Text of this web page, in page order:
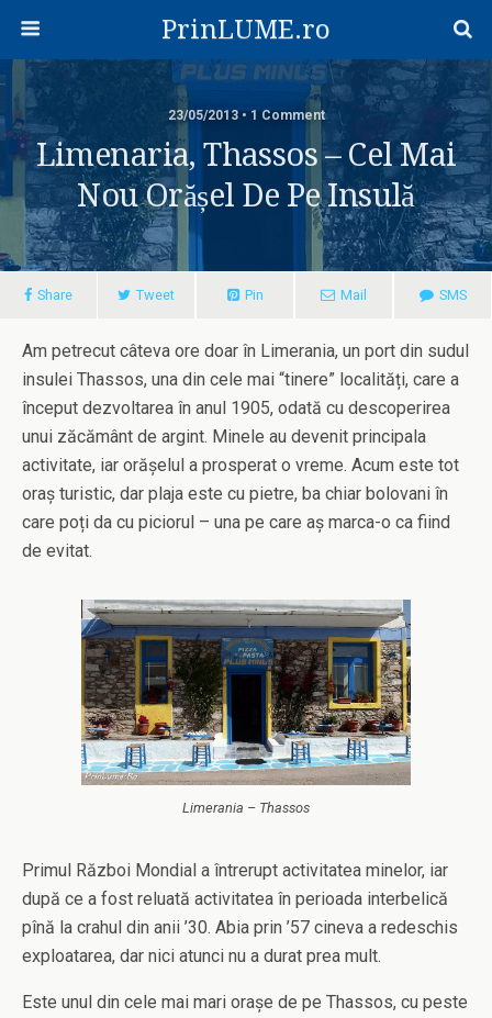
PrinLUME.ro
23/05/2013 • 1 Comment
Limenaria, Thassos – Cel Mai
Nou Orășel De Pe Insulă
Share Tweet Pin Mail SMS
Am petrecut câteva ore doar în Limerania, un port din sudul
insulei Thassos, una din cele mai “tinere” localități, care a
început dezvoltarea în anul 1905, odată cu descoperirea
unui zăcământ de argint. Minele au devenit principala
activitate, iar orășelul a prosperat o vreme. Acum este tot
oraș turistic, dar plaja este cu pietre, ba chiar bolovani în
care poți da cu piciorul – una pe care aș marca-o ca fiind
de evitat.
Limerania – Thassos
Primul Război Mondial a întrerupt activitatea minelor, iar
după ce a fost reluată activitatea în perioada interbelică
pînă la crahul din anii ’30. Abia prin ’57 cineva a redeschis
exploatarea, dar nici atunci nu a durat prea mult.
Este unul din cele mai mari orașe de pe Thassos, cu peste